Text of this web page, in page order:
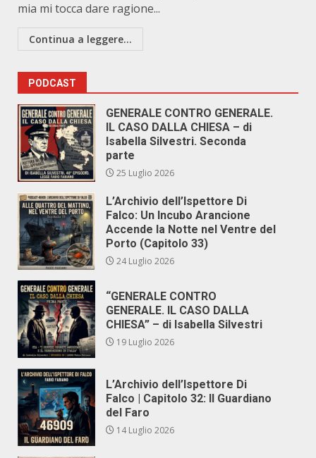
mia mi tocca dare ragione...
Continua a leggere...
PODCAST
GENERALE CONTRO GENERALE.
IL CASO DALLA CHIESA – di
Isabella Silvestri. Seconda
parte
25 Luglio 2026
L’Archivio dell’Ispettore Di
Falco: Un Incubo Arancione
Accende la Notte nel Ventre del
Porto (Capitolo 33)
24 Luglio 2026
“GENERALE CONTRO
GENERALE. IL CASO DALLA
CHIESA” – di Isabella Silvestri
19 Luglio 2026
L’Archivio dell’Ispettore Di
Falco | Capitolo 32: Il Guardiano
del Faro
14 Luglio 2026